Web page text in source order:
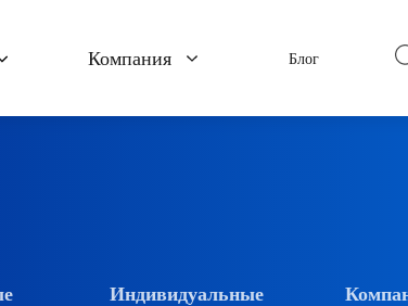
Компания Блог
Индивидуальные